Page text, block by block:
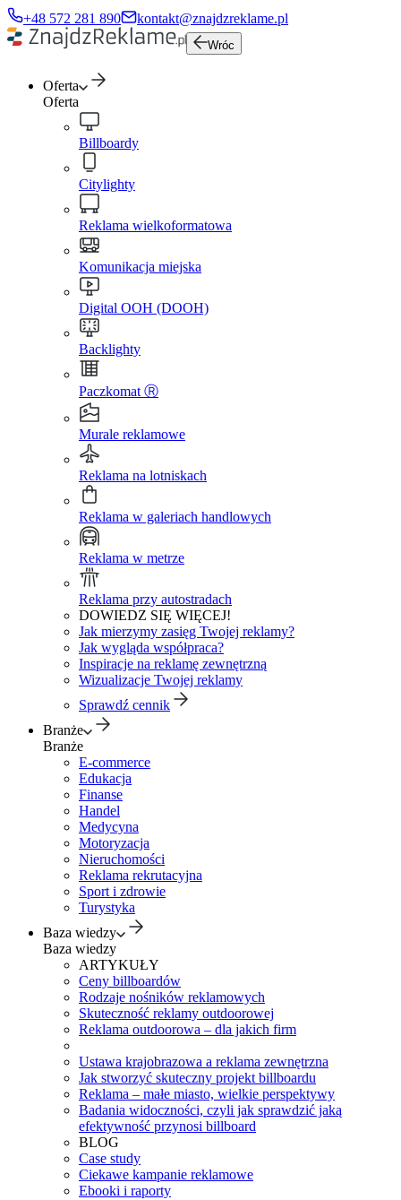
+48 572 281 890 kontakt@znajdzreklame.pl
Wróc
Oferta
Oferta
Billboardy
Citylighty
Reklama wielkoformatowa
Komunikacja miejska
Digital OOH (DOOH)
Backlighty
Paczkomat Ⓡ
Murale reklamowe
Reklama na lotniskach
Reklama w galeriach handlowych
Reklama w metrze
Reklama przy autostradach
DOWIEDZ SIĘ WIĘCEJ!
Jak mierzymy zasięg Twojej reklamy?
Jak wygląda współpraca?
Inspiracje na reklamę zewnętrzną
Wizualizacje Twojej reklamy
Sprawdź cennik
Branże
Branże
E-commerce
Edukacja
Finanse
Handel
Medycyna
Motoryzacja
Nieruchomości
Reklama rekrutacyjna
Sport i zdrowie
Turystyka
Baza wiedzy
Baza wiedzy
ARTYKUŁY
Ceny billboardów
Rodzaje nośników reklamowych
Skuteczność reklamy outdoorowej
Reklama outdoorowa – dla jakich firm
Ustawa krajobrazowa a reklama zewnętrzna
Jak stworzyć skuteczny projekt billboardu
Reklama – małe miasto, wielkie perspektywy
Badania widoczności, czyli jak sprawdzić jaką
efektywność przynosi billboard
BLOG
Case study
Ciekawe kampanie reklamowe
Ebooki i raporty